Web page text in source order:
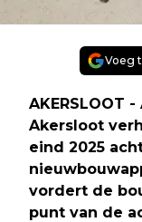
Voeg
AKERSLOOT
Akersloot
eind 2025
vordert de
punt van de